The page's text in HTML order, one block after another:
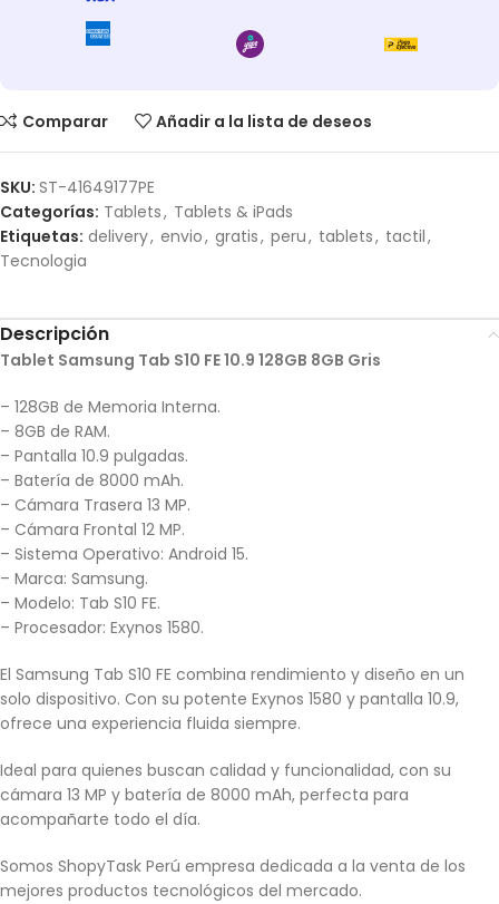
Comparar Añadir a la lista de deseos
SKU: ST-41649177PE
Categorías: Tablets, Tablets & iPads
Etiquetas: delivery, envio, gratis, peru, tablets, tactil,
Tecnologia
Descripción
Tablet Samsung Tab S10 FE 10.9 128GB 8GB Gris
– 128GB de Memoria Interna.
– 8GB de RAM.
– Pantalla 10.9 pulgadas.
– Batería de 8000 mAh.
– Cámara Trasera 13 MP.
– Cámara Frontal 12 MP.
– Sistema Operativo: Android 15.
– Marca: Samsung.
– Modelo: Tab S10 FE.
– Procesador: Exynos 1580.
El Samsung Tab S10 FE combina rendimiento y diseño en un
solo dispositivo. Con su potente Exynos 1580 y pantalla 10.9,
ofrece una experiencia fluida siempre.
Ideal para quienes buscan calidad y funcionalidad, con su
cámara 13 MP y batería de 8000 mAh, perfecta para
acompañarte todo el día.
Somos ShopyTask Perú empresa dedicada a la venta de los
mejores productos tecnológicos del mercado.